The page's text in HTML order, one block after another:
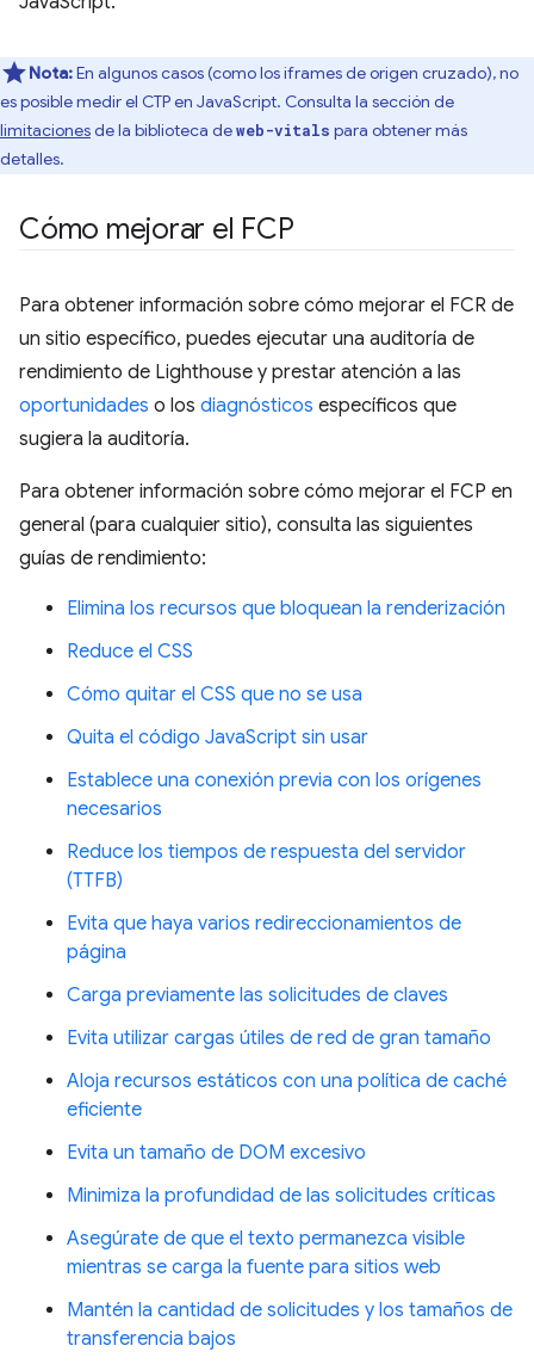
Nota:En algunos casos (como los iframes de origen cruzado), no
es posible medir el CTP en JavaScript. Consulta la sección de
limitacionesde la biblioteca deweb-vitals para obtener más
detalles.
Cómo mejorar el FCP
Para obtener información sobre cómo mejorar el FCR de
un sitio específico, puedes ejecutar una auditoría de
rendimiento de Lighthouse y prestar atención a las
oportunidades o los diagnósticos específicos que
sugiera la auditoría.
Para obtener información sobre cómo mejorar el FCP en
general (para cualquier sitio), consulta las siguientes
guías de rendimiento:
Elimina los recursos que bloquean la renderización
Reduce el CSS
Cómo quitar el CSS que no se usa
Quita el código JavaScript sin usar
Establece una conexión previa con los orígenes
necesarios
Reduce los tiempos de respuesta del servidor
(TTFB)
Evita que haya varios redireccionamientos de
página
Carga previamente las solicitudes de claves
Evita utilizar cargas útiles de red de gran tamaño
Aloja recursos estáticos con una política de caché
eficiente
Evita un tamaño de DOM excesivo
Minimiza la profundidad de las solicitudes críticas
Asegúrate de que el texto permanezca visible
mientras se carga la fuente para sitios web
Mantén la cantidad de solicitudes y los tamaños de
transferencia bajos